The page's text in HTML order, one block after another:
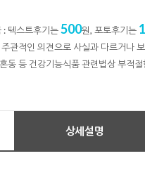
: 텍스트후기는500원, 포토후기는
관적인 의견으로 사실과 다르거나
동 등 건강기능식품 관련법상 부적
상세설명